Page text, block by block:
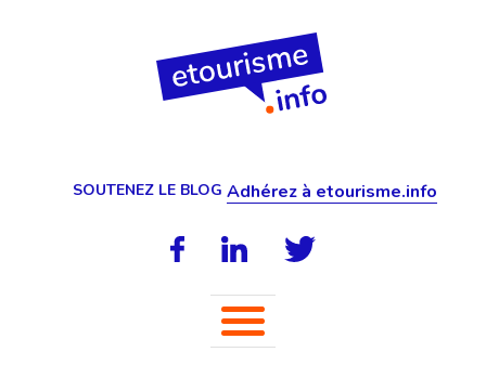
SOUTENEZ LE BLOG Adhérez à etourisme.info